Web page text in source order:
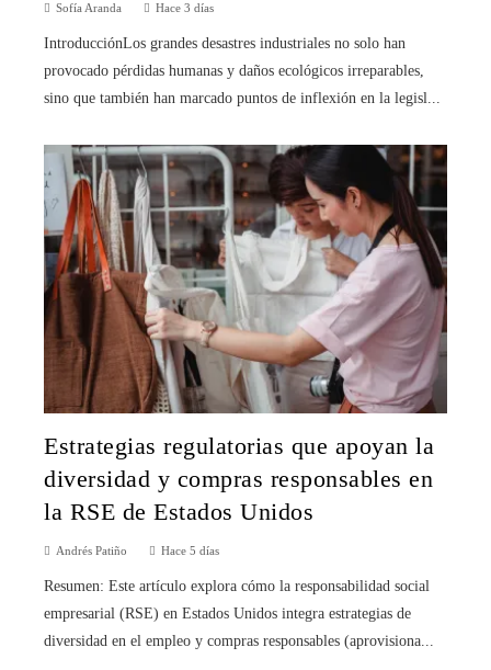
Sofía Aranda Hace 3 días
IntroducciónLos grandes desastres industriales no solo han
provocado pérdidas humanas y daños ecológicos irreparables,
sino que también han marcado puntos de inflexión en la legisl...
Estrategias regulatorias que apoyan la
diversidad y compras responsables en
la RSE de Estados Unidos
Andrés Patiño Hace 5 días
Resumen: Este artículo explora cómo la responsabilidad social
empresarial (RSE) en Estados Unidos integra estrategias de
diversidad en el empleo y compras responsables (aprovisiona...